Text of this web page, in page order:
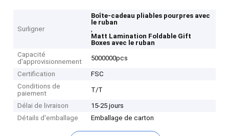
Surligner
Boîte-cadeau pliables pourpres avec
le ruban
,
Matt Lamination Foldable Gift
Boxes avec le ruban
Capacité
d'approvisionnement
5000000pcs
Certification
FSC
Conditions de
paiement
T/T
Délai de livraison
15-25 jours
Détails d'emballage
Emballage de carton